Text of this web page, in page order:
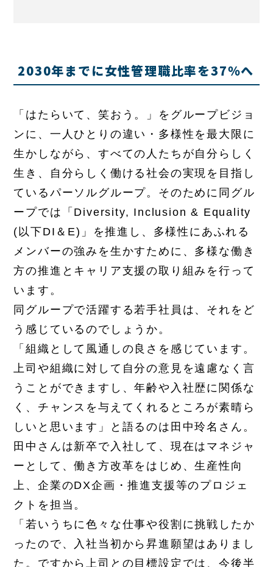
2030年までに女性管理職比率を37％へ
「はたらいて、笑おう。」をグループビジョ
ンに、一人ひとりの違い・多様性を最大限に
生かしながら、すべての人たちが自分らしく
生き、自分らしく働ける社会の実現を目指し
ているパーソルグループ。そのために同グル
ープでは「Diversity, Inclusion & Equality
(以下DI＆E)」を推進し、多様性にあふれる
メンバーの強みを生かすために、多様な働き
方の推進とキャリア支援の取り組みを行って
います。
同グループで活躍する若手社員は、それをど
う感じているのでしょうか。
「組織として風通しの良さを感じています。
上司や組織に対して自分の意見を遠慮なく言
うことができますし、年齢や入社歴に関係な
く、チャンスを与えてくれるところが素晴ら
しいと思います」と語るのは田中玲名さん。
田中さんは新卒で入社して、現在はマネジャ
ーとして、働き方改革をはじめ、生産性向
上、企業のDX企画・推進支援等のプロジェ
クトを担当。
「若いうちに色々な仕事や役割に挑戦したか
ったので、入社当初から昇進願望はありまし
た。ですから上司との目標設定では、今後半